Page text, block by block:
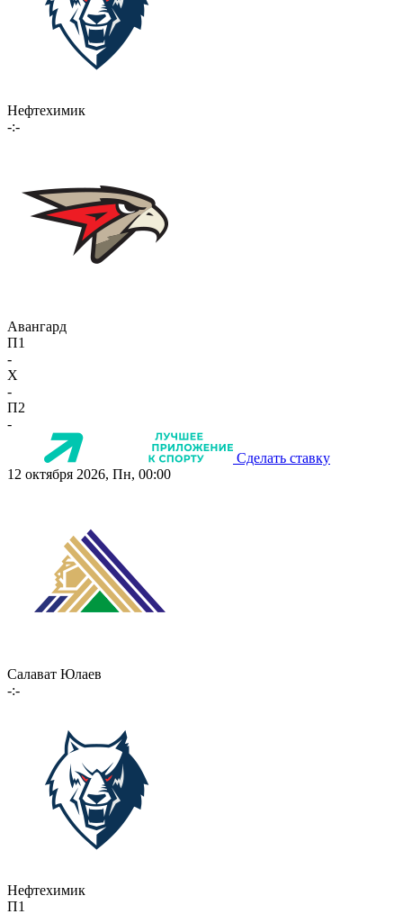
Нефтехимик
-:-
Авангард
П1
-
X
-
П2
-
Сделать ставку
12 октября 2026, Пн, 00:00
Салават Юлаев
-:-
Нефтехимик
П1